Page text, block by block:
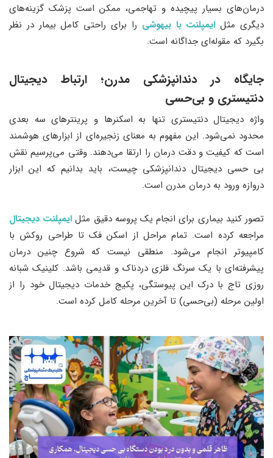
درمان‌های بسیار پیچیده و تهاجمی، ممکن است پزشک گزینه‌های
دیگری مثل ایمپلنت با بیهوشی را برای راحتی کامل بیمار در نظر
بگیرد که مقوله‌ای جداگانه است.
جایگاه در دندانپزشکی مدرن؛ ارتباط دیجیتال
دنتیستری و بی‌حسی
واژه دیجیتال دنتیستری تنها به اسکنرها و پرینترهای سه بعدی
محدود نمی‌شود. این مفهوم به معنای زنجیره‌ای از ابزارهای هوشمند
است که کیفیت و دقت درمان را ارتقا می‌دهند. وقتی می‌پرسیم نقش
بی حسی دیجیتال دندانپزشکی چیست، باید بدانیم که این ابزار
دروازه ورود به درمان مدرن است.
تصور کنید بیماری برای انجام یک پروسه دقیق مثل ایمپلنت دیجیتال
مراجعه کرده است. تمام مراحل از اسکن فک تا طراحی روکش با
کامپیوتر انجام می‌شود. منطقی نیست که شروع چنین درمان
پیشرفته‌ای با یک سرنگ فلزی دردناک و قدیمی باشد. کلینیک شبانه
روزی تاج با درک این پیوستگی، پکیج خدمات دیجیتال خود را از
اولین مرحله (بی‌حسی) تا آخرین مرحله کامل کرده است.